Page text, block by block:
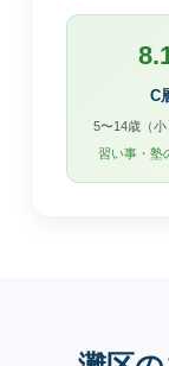
C
5〜14歳（小
習い事・塾